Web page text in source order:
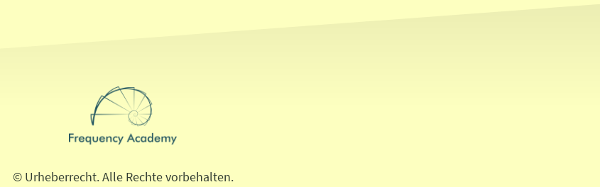
© Urheberrecht. Alle Rechte vorbehalten.